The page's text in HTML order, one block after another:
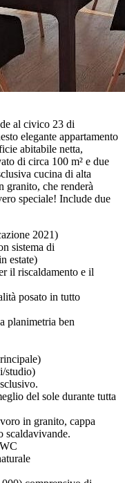
al civico 23 di
elegante appartamento
abitabile netta,
di circa 100 m² e due
cucina di alta
granito, che renderà
speciale! Include due
2021)
sistema di
estate)
il riscaldamento e il
posato in tutto
planimetria ben
studio)
del sole durante tutta
in granito, cappa
scaldavivande.